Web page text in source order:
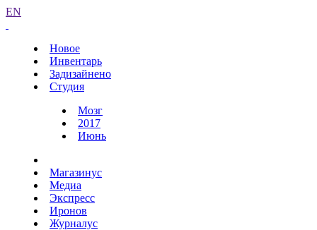
EN
Новое
Инвентарь
Задизайнено
Студия
Мозг
2017
Июнь
Магазинус
Медиа
Экспресс
Иронов
Журналус